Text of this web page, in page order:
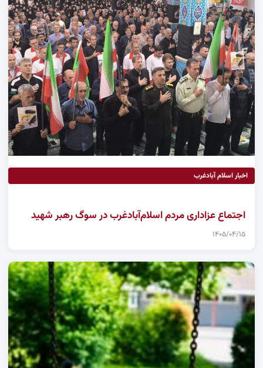
اخبار اسلام آبادغرب
اجتماع عزاداری مردم اسلام‌آبادغرب در سوگ رهبر شهید
۱۴۰۵/۰۴/۱۵